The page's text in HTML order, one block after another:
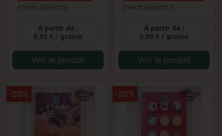
ETHOS GENETICS
A partir de :
8,80 € / graine
Voir le produit
ETHOS GENETICS
A partir de :
8,80 € / graine
Voir le produit
-20% -20%